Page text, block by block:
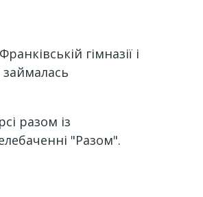
гімназії і
разом із
"Разом".